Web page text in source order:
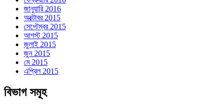
জানুয়ারি 2016
অক্টোবর 2015
সেপ্টেম্বর 2015
আগস্ট 2015
জুলাই 2015
জুন 2015
মে 2015
এপ্রিল 2015
বিভাগ সমূহ